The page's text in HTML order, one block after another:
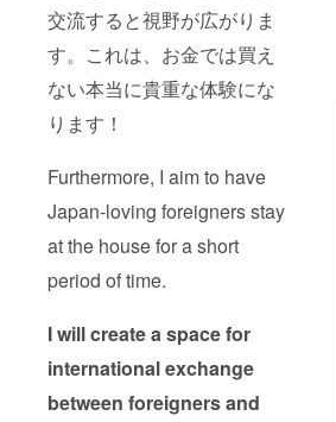
交流すると視野が広がりま
す。これは、お金では買え
ない本当に貴重な体験にな
ります！
Furthermore, I aim to have
Japan-loving foreigners stay
at the house for a short
period of time.
I will create a space for
international exchange
between foreigners and